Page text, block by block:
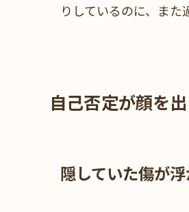
りしているのに、ま
自己否定が顔を
隠していた傷が